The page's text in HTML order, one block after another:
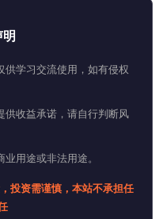
供学习交流使用，如有侵权
供收益承诺，请自行判断风
用途或非法用途。
投资需谨慎，本站不承担任